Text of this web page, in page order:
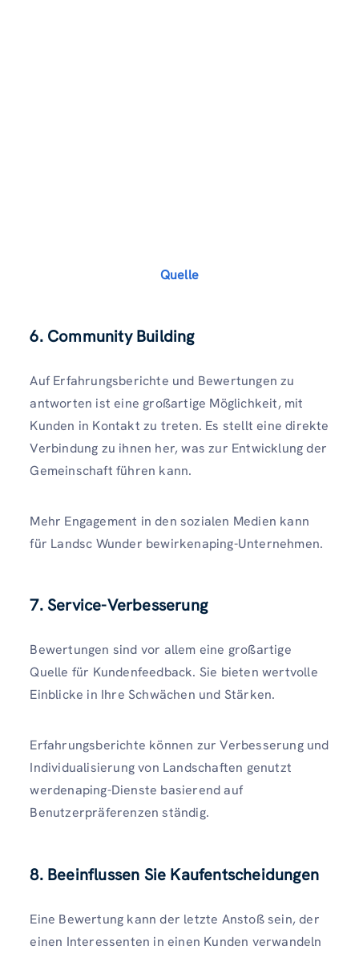
Quelle
6. Community Building
Auf Erfahrungsberichte und Bewertungen zu
antworten ist eine großartige Möglichkeit, mit
Kunden in Kontakt zu treten. Es stellt eine direkte
Verbindung zu ihnen her, was zur Entwicklung der
Gemeinschaft führen kann.
Mehr Engagement in den sozialen Medien kann
für Landsc Wunder bewirkenaping-Unternehmen.
7.Service-Verbesserung
Bewertungen sind vor allem eine großartige
Quelle für Kundenfeedback. Sie bieten wertvolle
Einblicke in Ihre Schwächen und Stärken.
Erfahrungsberichte können zur Verbesserung und
Individualisierung von Landschaften genutzt
werdenaping-Dienste basierend auf
Benutzerpräferenzen ständig.
8. Beeinflussen Sie Kaufentscheidungen
Eine Bewertung kann der letzte Anstoß sein, der
einen Interessenten in einen Kunden verwandeln